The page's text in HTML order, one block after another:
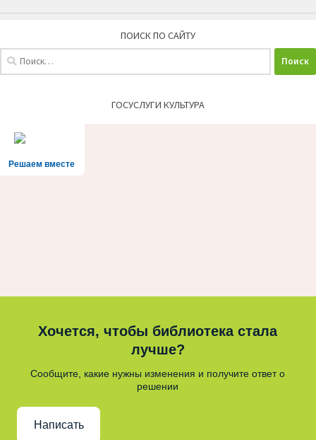
ПОИСК ПО САЙТУ
ГОСУСЛУГИ КУЛЬТУРА
Решаем вместе
Хочется, чтобы библиотека стала
лучше?
Сообщите, какие нужны изменения и получите ответ о
решении
Написать